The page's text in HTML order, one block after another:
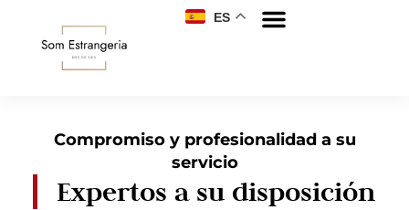
ES
Compromiso y profesionalidad a su
servicio
Expertos a su disposición